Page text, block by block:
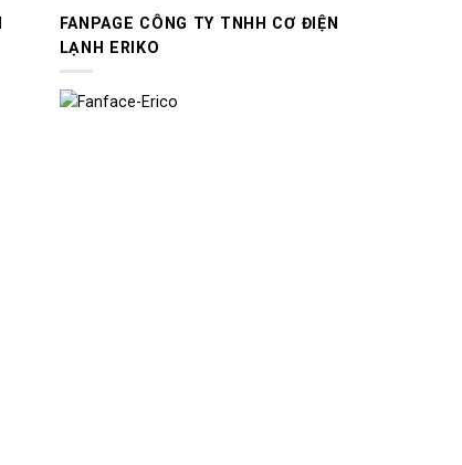
FANPAGE CÔNG TY TNHH CƠ ĐIỆN
LẠNH ERIKO